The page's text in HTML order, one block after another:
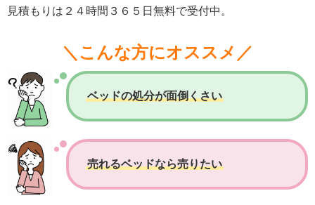
見積もりは２４時間３６５日無料で受付中。
＼こんな方にオススメ／
ベッドの処分が面倒くさい
売れるベッドなら売りたい